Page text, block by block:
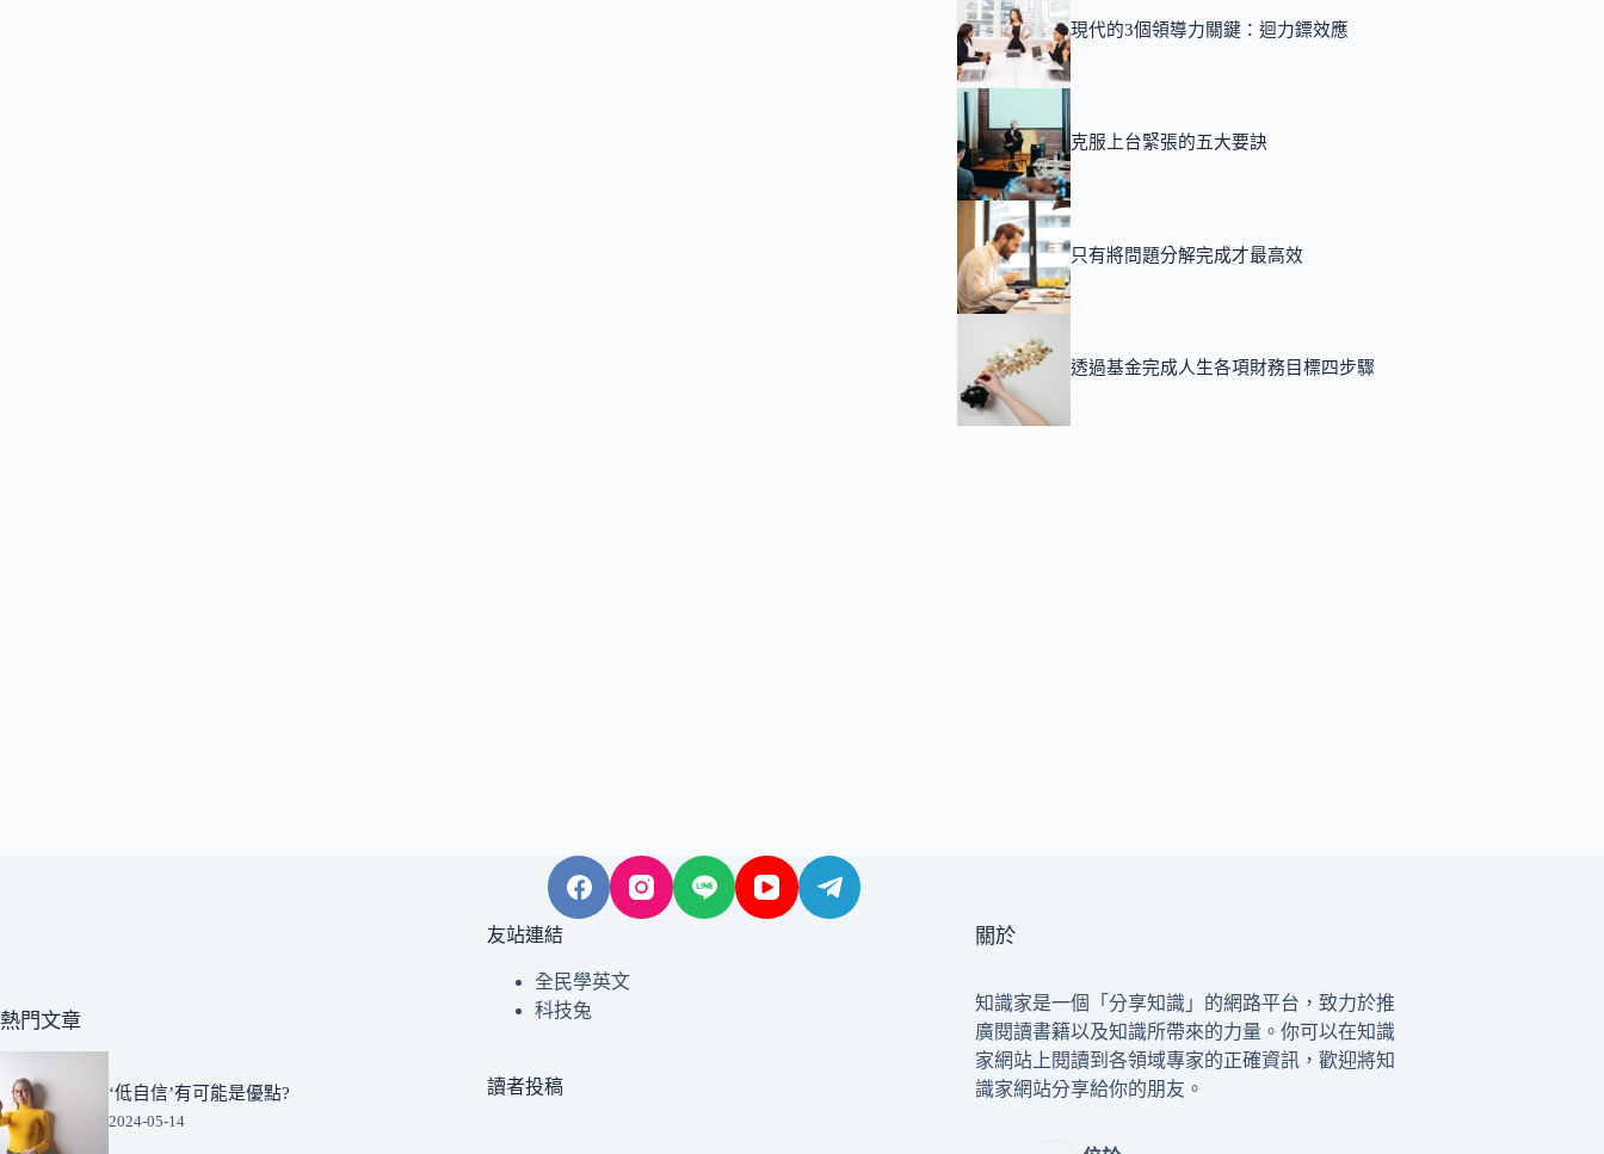
現代的3個領導力關鍵：迴力鏢效應
克服上台緊張的五大要訣
只有將問題分解完成才最高效
透過基金完成人生各項財務目標四步驟
熱門文章
‘低自信’有可能是優點?
2024-05-14
友站連結
全民學英文
科技兔
讀者投稿
關於
知識家是一個「分享知識」的網路平台，致力於推
廣閱讀書籍以及知識所帶來的力量。你可以在知識
家網站上閱讀到各領域專家的正確資訊，歡迎將知
識家網站分享給你的朋友。